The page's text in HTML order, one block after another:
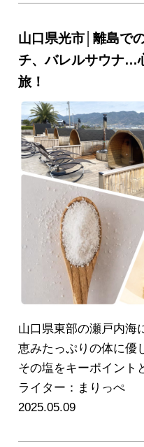
料理、オーナー夫婦の
を体感してきました！
でゆったり過ごすのは
の家族旅行や大人数の
すめ。バレルサウナや
ゆったり過ごせる特別
山口県光市│離島で
チ、バレルサウナ…
旅！
山口県東部の瀬戸内海
恵みたっぷりの体に優
その塩をキーポイント
グルメを堪能できるん
ぷりの塩はどのように
ライター：まりっぺ
2025.05.09